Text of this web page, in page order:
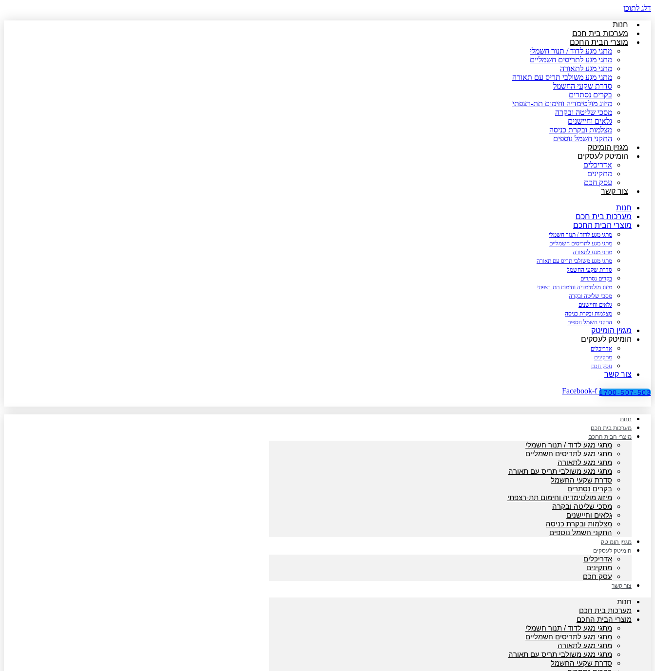
דלג לתוכן
חנות
מערכות בית חכם
מוצרי הבית החכם
מתגי מגע לדוד / תנור חשמלי
מתגי מגע לתריסים חשמליים
מתגי מגע לתאורה
מתגי מגע משולבי תריס עם תאורה
סדרת שקעי החשמל
בקרים נסתרים
מיזוג מולטימדיה וחימום תת-רצפתי
מסכי שליטה ובקרה
גלאים וחיישנים
מצלמות ובקרת כניסה
התקני חשמל נוספים
מגזין הומיטק
הומיטק לעסקים
אדריכלים
מתקינים
עסק חכם
צור קשר
חנות
מערכות בית חכם
מוצרי הבית החכם
מתגי מגע לדוד / תנור חשמלי
מתגי מגע לתריסים חשמליים
מתגי מגע לתאורה
מתגי מגע משולבי תריס עם תאורה
סדרת שקעי החשמל
בקרים נסתרים
מיזוג מולטימדיה וחימום תת-רצפתי
מסכי שליטה ובקרה
גלאים וחיישנים
מצלמות ובקרת כניסה
התקני חשמל נוספים
מגזין הומיטק
הומיטק לעסקים
אדריכלים
מתקינים
עסק חכם
צור קשר
Facebook-f Instagram
1700-507-503
חנות
מערכות בית חכם
מוצרי הבית החכם
מתגי מגע לדוד / תנור חשמלי
מתגי מגע לתריסים חשמליים
מתגי מגע לתאורה
מתגי מגע משולבי תריס עם תאורה
סדרת שקעי החשמל
בקרים נסתרים
מיזוג מולטימדיה וחימום תת-רצפתי
מסכי שליטה ובקרה
גלאים וחיישנים
מצלמות ובקרת כניסה
התקני חשמל נוספים
מגזין הומיטק
הומיטק לעסקים
אדריכלים
מתקינים
עסק חכם
צור קשר
חנות
מערכות בית חכם
מוצרי הבית החכם
מתגי מגע לדוד / תנור חשמלי
מתגי מגע לתריסים חשמליים
מתגי מגע לתאורה
מתגי מגע משולבי תריס עם תאורה
סדרת שקעי החשמל